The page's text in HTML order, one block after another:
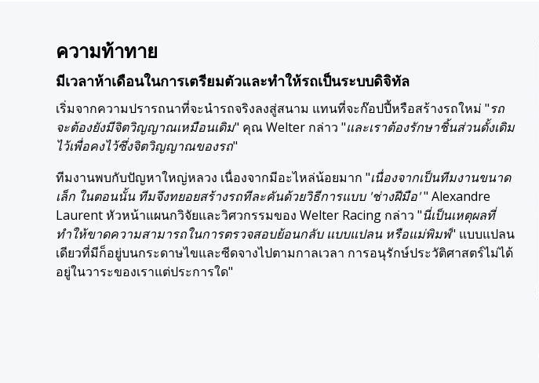
ความท้าทาย
มีเวลาห้าเดือนในการเตรียมตัวและทำให้รถเป็นระบบดิจิทัล
เริ่มจากความปรารถนาที่จะนำรถจริงลงสู่สนาม แทนที่จะก๊อปปี้หรือสร้างรถใหม่ "รถ
จะต้องยังมีจิตวิญญาณเหมือนเดิม" คุณ Welter กล่าว "และเราต้องรักษาชิ้นส่วนดั้งเดิม
ไว้เพื่อคงไว้ซึ่งจิตวิญญาณของรถ"
ทีมงานพบกับปัญหาใหญ่หลวง เนื่องจากมีอะไหล่น้อยมาก "เนื่องจากเป็นทีมงานขนาด
เล็ก ในตอนนั้น ทีมจึงทยอยสร้างรถทีละคันด้วยวิธีการแบบ 'ช่างฝีมือ'" Alexandre
Laurent หัวหน้าแผนกวิจัยและวิศวกรรมของ Welter Racing กล่าว "นี่เป็นเหตุผลที่
ทำให้ขาดความสามารถในการตรวจสอบย้อนกลับ แบบแปลน หรือแม่พิมพ์" แบบแปลน
เดียวที่มีก็อยู่บนกระดาษไขและซีดจางไปตามกาลเวลา การอนุรักษ์ประวัติศาสตร์ไม่ได้
อยู่ในวาระของเราแต่ประการใด"